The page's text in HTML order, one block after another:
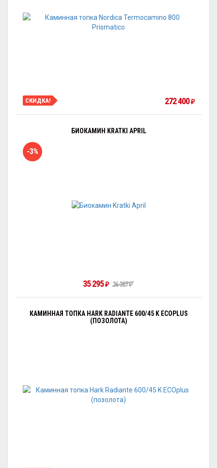
СКИДКА! 272 400 ₽
БИОКАМИН KRATKI APRIL
-3%
35 295 ₽ 36 387₽
КАМИННАЯ ТОПКА HARK RADIANTE 600/45 K ECOPLUS
(ПОЗОЛОТА)